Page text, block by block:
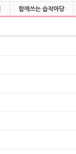
함께쓰는 습작마당